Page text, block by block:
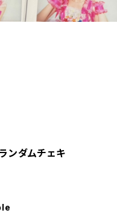
ンダムチェキ